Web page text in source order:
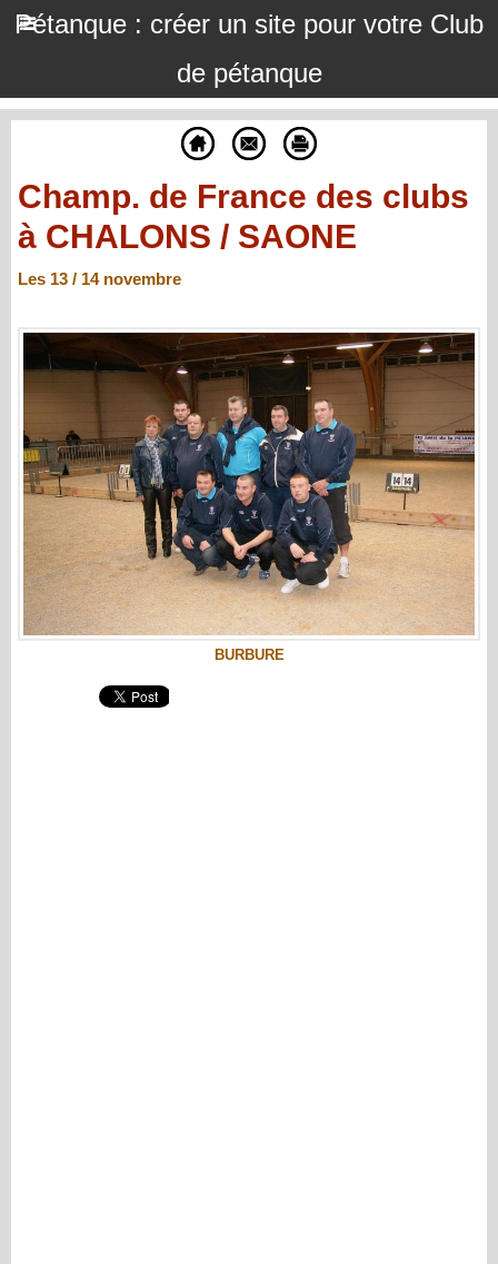
Pétanque : créer un site pour votre Club
de pétanque
Champ. de France des clubs
à CHALONS / SAONE
Les 13 / 14 novembre
BURBURE